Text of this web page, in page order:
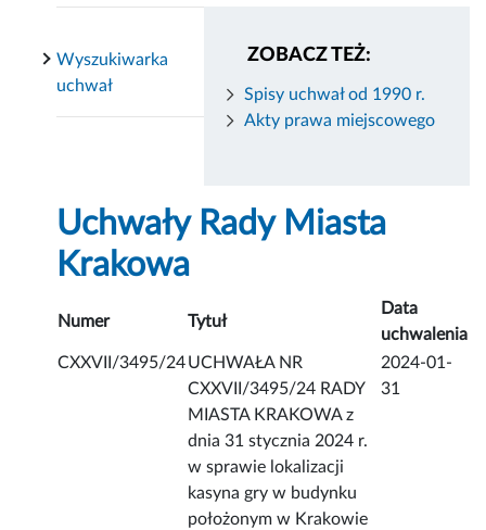
ZOBACZ TEŻ:
Spisy uchwał od 1990 r.
Akty prawa miejscowego
Wyszukiwarka
uchwał
Uchwały Rady Miasta
Krakowa
Numer Tytuł
Data
uchwalenia
CXXVII/3495/24UCHWAŁA NR
CXXVII/3495/24 RADY
MIASTA KRAKOWA z
dnia 31 stycznia 2024 r.
w sprawie lokalizacji
kasyna gry w budynku
położonym w Krakowie
2024-01-
31